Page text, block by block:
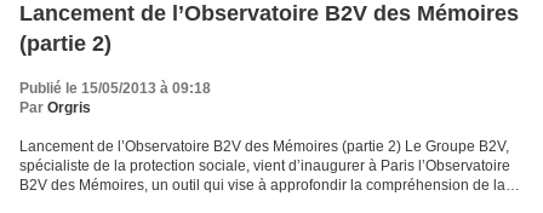
Lancement de l’Observatoire B2V des Mémoires
(partie 2)
Publié le 15/05/2013 à 09:18
Par Orgris
Lancement de l’Observatoire B2V des Mémoires (partie 2) Le Groupe B2V,
spécialiste de la protection sociale, vient d’inaugurer à Paris l’Observatoire
B2V des Mémoires, un outil qui vise à approfondir la compréhension de la